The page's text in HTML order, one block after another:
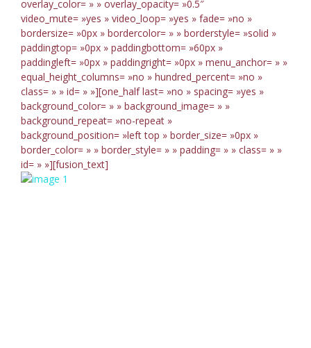
overlay_color= » » overlay_opacity= »0.5″
video_mute= »yes » video_loop= »yes » fade= »no »
bordersize= »0px » bordercolor= » » borderstyle= »solid »
paddingtop= »0px » paddingbottom= »60px »
paddingleft= »0px » paddingright= »0px » menu_anchor= » »
equal_height_columns= »no » hundred_percent= »no »
class= » » id= » »][one_half last= »no » spacing= »yes »
background_color= » » background_image= » »
background_repeat= »no-repeat »
background_position= »left top » border_size= »0px »
border_color= » » border_style= » » padding= » » class= » »
id= » »][fusion_text]